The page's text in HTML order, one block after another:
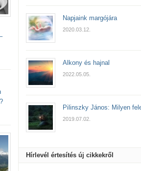
Napjaink margójára
2020.03.12.
Alkony és hajnal
2022.05.05.
Pilinszky János: Milyen
2019.07.02.
Hírlevél értesítés új cikkekről